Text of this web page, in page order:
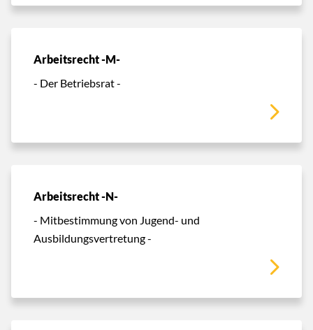
Arbeitsrecht -M-
- Der Betriebsrat -
Arbeitsrecht -N-
- Mitbestimmung von Jugend- und
Ausbildungsvertretung -